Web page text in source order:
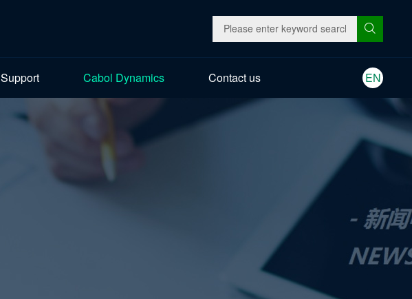
Support Cabol Dynamics Contact us EN